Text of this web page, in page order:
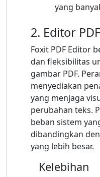
yang
2. Editor
Foxit PDF Editor
dan fleksibilitas
gambar PDF.
menyediakan
yang menjaga
perubahan teks.
beban sistem
dibandingkan
yang lebih besar.
Kelebihan